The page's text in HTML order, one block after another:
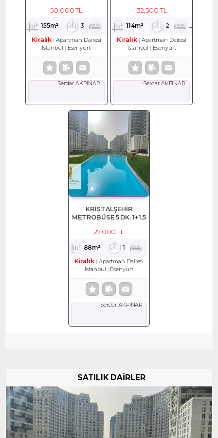
50,000 TL
155m² 3
2
Kiralık
Apartman Dairesi
İstanbul
Esenyurt
Serdar AKPINAR
32,500 TL
114m² 2
Kiralık
Apartman Dairesi
İstanbul
Esenyurt
Serdar AKPINAR
KRİSTALŞEHİR
METROBÜSE 5 DK. 1+1,5
27,000 TL
88m² 1 1
Kiralık
Apartman Dairesi
İstanbul
Esenyurt
Serdar AKPINAR
SATILIK DAİRLER